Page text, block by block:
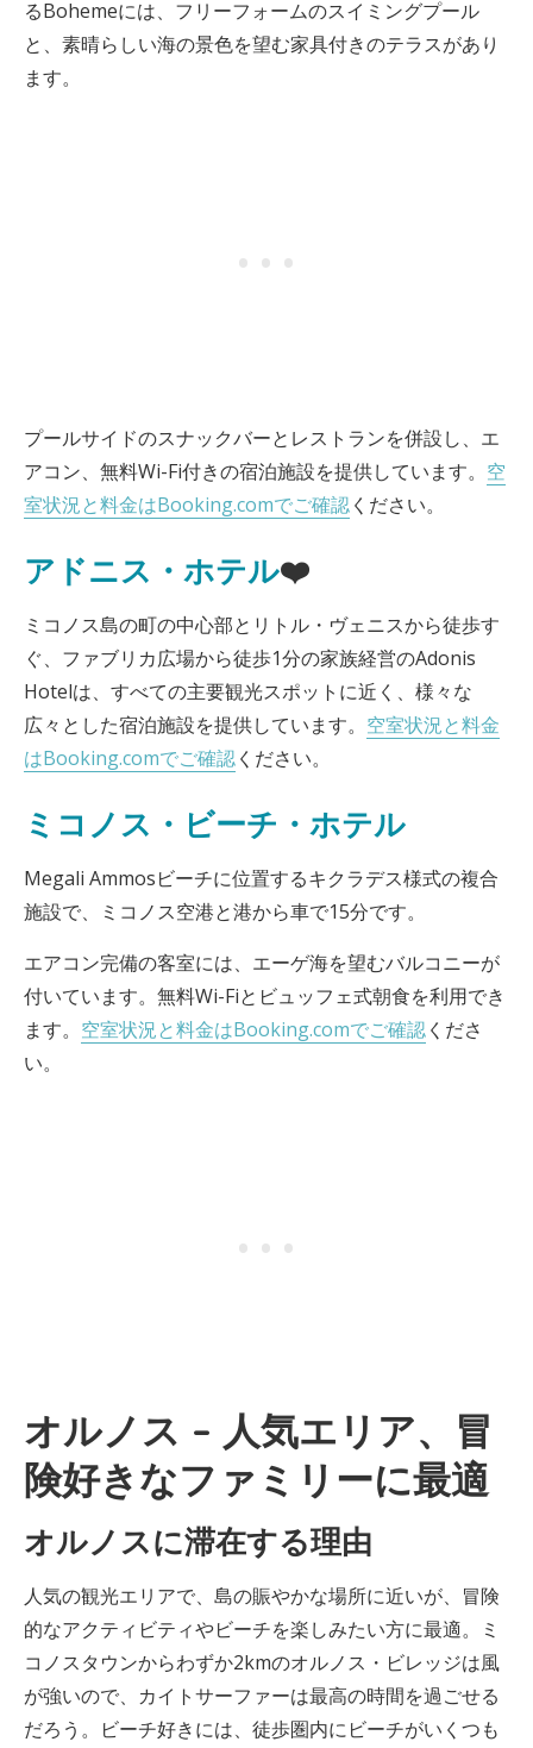
るBohemeには、フリーフォームのスイミングプール
と、素晴らしい海の景色を望む家具付きのテラスがあり
ます。
プールサイドのスナックバーとレストランを併設し、エ
アコン、無料Wi-Fi付きの宿泊施設を提供しています。 空
室状況と料金はBooking.comでご確認ください。
アドニス・ホテル❤️
ミコノス島の町の中心部とリトル・ヴェニスから徒歩す
ぐ、ファブリカ広場から徒歩1分の家族経営のAdonis
Hotelは、すべての主要観光スポットに近く、様々な
広々とした宿泊施設を提供しています。 空室状況と料金
はBooking.comでご確認ください。
ミコノス・ビーチ・ホテル
Megali Ammosビーチに位置するキクラデス様式の複合
施設で、ミコノス空港と港から車で15分です。
エアコン完備の客室には、エーゲ海を望むバルコニーが
付いています。無料Wi-Fiとビュッフェ式朝食を利用でき
ます。 空室状況と料金はBooking.comでご確認くださ
い。
オルノス – 人気エリア、冒
険好きなファミリーに最適
オルノスに滞在する理由
人気の観光エリアで、島の賑やかな場所に近いが、冒険
的なアクティビティやビーチを楽しみたい方に最適。ミ
コノスタウンからわずか2kmのオルノス・ビレッジは風
が強いので、カイトサーファーは最高の時間を過ごせる
だろう。ビーチ好きには、徒歩圏内にビーチがいくつも